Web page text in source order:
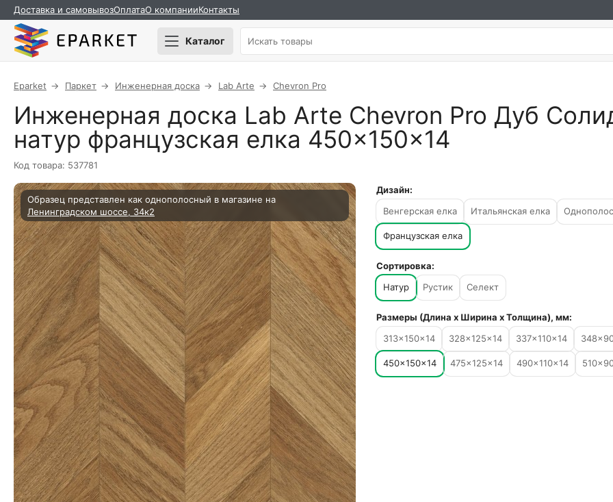
Доставка и самовывозОплатаО компанииКонтакты
Каталог
Eparket Паркет Инженерная доска Lab Arte Chevron Pro
Инженерная доска Lab Arte Chevron Pro Дуб
натур французская елка 450×150×14
Код товара: 537781
Образец представлен как однополосный в магазине на
Ленинградском шоссе, 34к2
Дизайн:
Венгерская елка
Итальянская елка
Французская елка
Сортировка:
Натур
Рустик Селект
Размеры (Длина х Ширина х Толщина), мм:
313×150×14
328×125×14 337×110×14
450×150×14 475×125×14 490×110×14